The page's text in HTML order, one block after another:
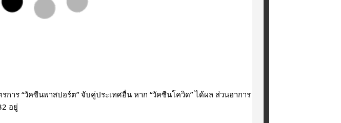
รการ “วัคซีนพาสปอร์ต” จับคู่ประเทศอื่น หาก “วัคซีนโควิด” ได้ผล ส่วนอาการ
อยู่